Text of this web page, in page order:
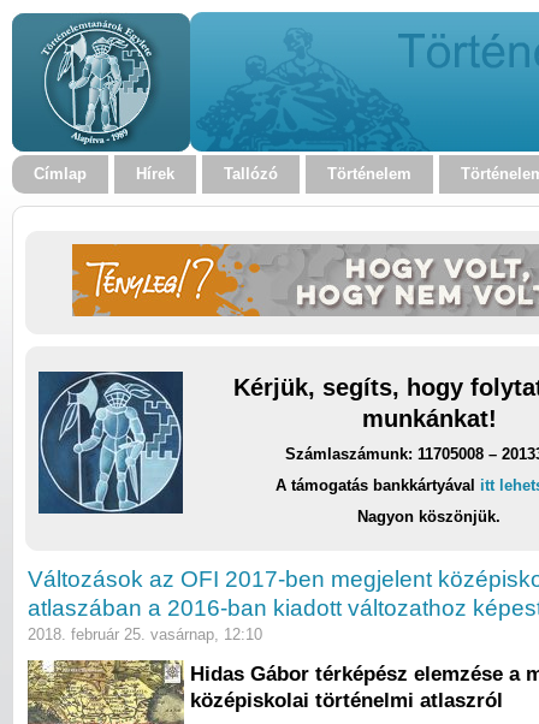
Címlap Hírek Tallózó Történelem
Kérjük, segíts, hogy
munkánkat!
Számlaszámunk: 11705008 –
A támogatás bankkártyával itt
Nagyon köszönjük.
Változások az OFI 2017-ben megjelent
atlaszában a 2016-ban kiadott változathoz
2018. február 25. vasárnap, 12:10
Hidas Gábor térképész elemzése a
középiskolai történelmi atlaszról